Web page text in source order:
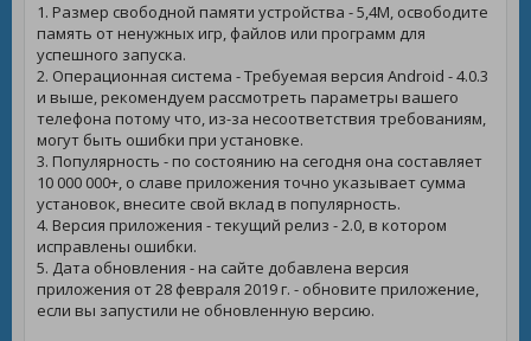
1. Размер свободной памяти устройства - 5,4M, освободите
память от ненужных игр, файлов или программ для
успешного запуска.
2. Операционная система - Требуемая версия Android - 4.0.3
и выше, рекомендуем рассмотреть параметры вашего
телефона потому что, из-за несоответствия требованиям,
могут быть ошибки при установке.
3. Популярность - по состоянию на сегодня она составляет
10 000 000+, о славе приложения точно указывает сумма
установок, внесите свой вклад в популярность.
4. Версия приложения - текущий релиз - 2.0, в котором
исправлены ошибки.
5. Дата обновления - на сайте добавлена версия
приложения от 28 февраля 2019 г. - обновите приложение,
если вы запустили не обновленную версию.